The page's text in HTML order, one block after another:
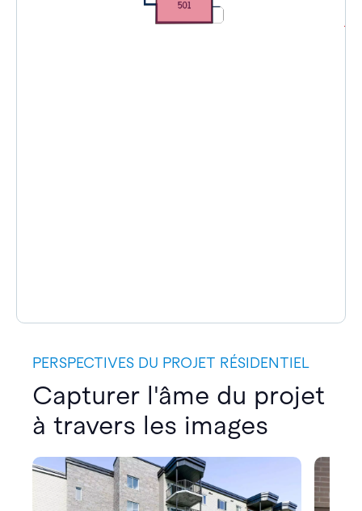
PERSPECTIVES DU PROJET RÉSIDENTIEL
Capturer l'âme du projet
à travers les images